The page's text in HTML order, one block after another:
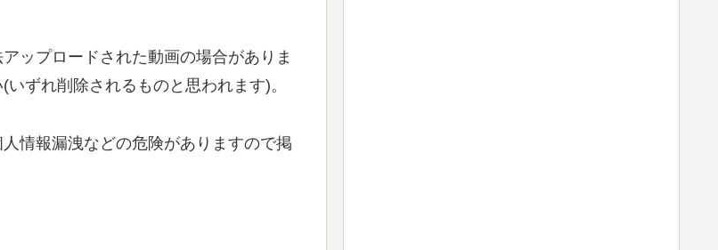
ップロードされた動画の場合がありま
ずれ削除されるものと思われます)。
情報漏洩などの危険がありますので掲